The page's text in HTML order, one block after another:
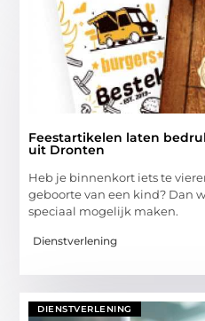
Feestartikelen laten
uit Dronten
Heb je binnenkort iets te
geboorte van een kind? Dan
speciaal mogelijk maken.
Dienstverlening
DIENSTVERLENING